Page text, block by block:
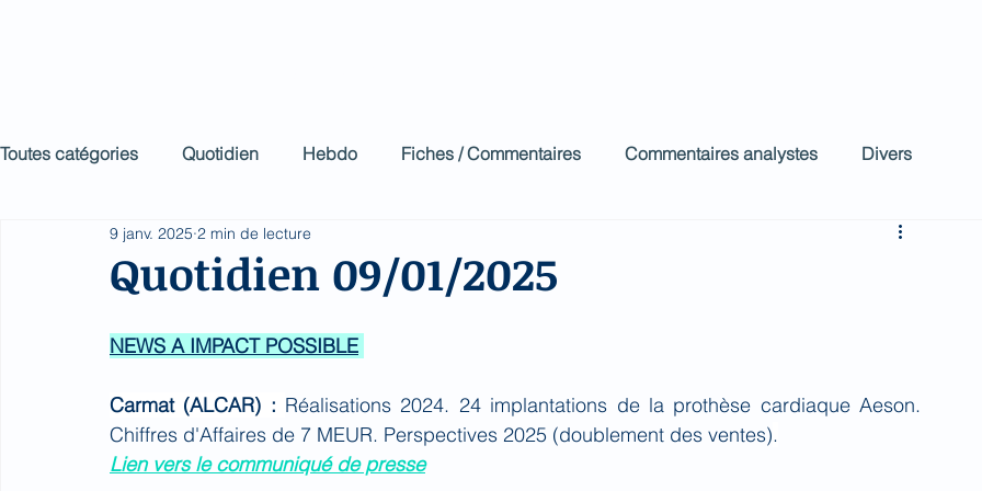
Toutes catégories Quotidien Hebdo Fiches / Commentaires Commentaires analystes Divers
Quotidien 09/01/2025
9 janv. 2025 2 min de lecture
NEWS A IMPACT POSSIBLE
Carmat (ALCAR) : Réalisations 2024. 24 implantations de la prothèse cardiaque Aeson.
Chiffres d'Affaires de 7 MEUR. Perspectives 2025 (doublement des ventes).
Lien vers le communiqué de presse